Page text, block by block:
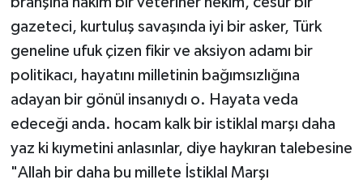
gazeteci, kurtuluş savaşında iyi bir asker, Türk
geneline ufuk çizen fikir ve aksiyon adamı bir
politikacı, hayatını milletinin bağımsızlığına
adayan bir gönül insanıydı o. Hayata veda
edeceği anda. hocam kalk bir istiklal marşı daha
yaz ki kıymetini anlasınlar, diye haykıran talebesine
"Allah bir daha bu millete İstiklal Marşı